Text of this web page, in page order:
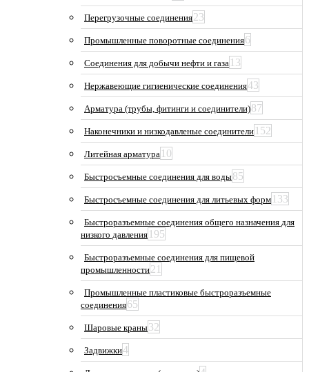
Перегрузочные соединения23
Промышленные поворотные соединения6
Соединения для добычи нефти и газа 13
Нержавеющие гигиенические соединения43
Арматура (трубы, фитинги и соединители)87
Наконечники и низкодавленые соединители 152
Литейная арматура 10
Быстросъемные соединения для воды85
Быстросъемные соединения для литьевых форм 133
Быстроразъемные соединения общего назначения для
низкого давления 195
Быстроразъемные соединения для пищевой
промышленности21
Промышленные пластиковые быстроразъемные
соединения65
Шаровые краны32
Задвижки4